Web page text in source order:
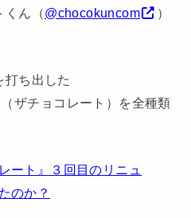
くん（@chocokuncom
）
打ち出した
ザチョコレート）を全種類
ート』３回目のリニュ
のか？